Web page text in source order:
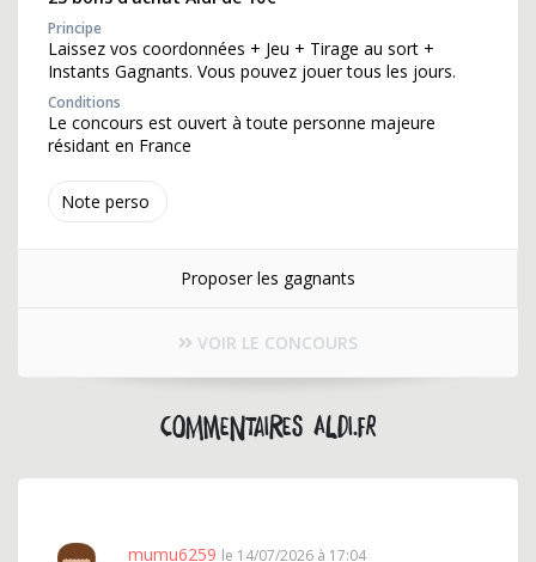
Note perso
Principe
Laissez vos coordonnées + Jeu + Tirage au sort +
Instants Gagnants. Vous pouvez jouer tous les jours.
Conditions
Le concours est ouvert à toute personne majeure
résidant en France
Proposer les gagnants
VOIR LE CONCOURS
Commentaires aldi.fr
mumu6259 le 14/07/2026 à 17:04